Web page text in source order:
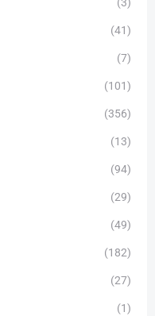
(3)
(41)
(7)
(101)
(356)
(13)
(94)
(29)
(49)
(182)
(27)
(1)